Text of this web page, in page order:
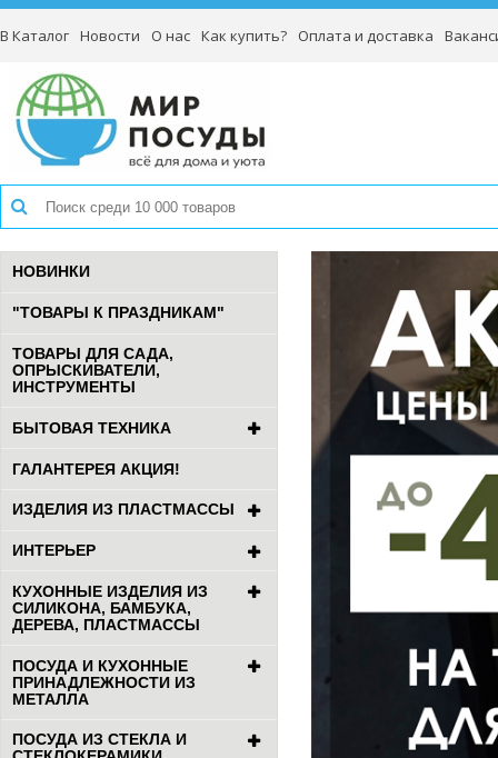
В Каталог Новости О нас Как купить? Оплата и доставка
НОВИНКИ
"ТОВАРЫ К ПРАЗДНИКАМ"
ТОВАРЫ ДЛЯ САДА,
ОПРЫСКИВАТЕЛИ,
ИНСТРУМЕНТЫ
БЫТОВАЯ ТЕХНИКА
ГАЛАНТЕРЕЯ АКЦИЯ!
ИЗДЕЛИЯ ИЗ ПЛАСТМАССЫ
ИНТЕРЬЕР
КУХОННЫЕ ИЗДЕЛИЯ ИЗ
СИЛИКОНА, БАМБУКА,
ДЕРЕВА, ПЛАСТМАССЫ
ПОСУДА И КУХОННЫЕ
ПРИНАДЛЕЖНОСТИ ИЗ
МЕТАЛЛА
ПОСУДА ИЗ СТЕКЛА И